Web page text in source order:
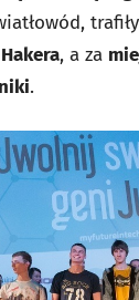
, a za
.